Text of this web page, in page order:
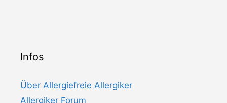
Infos
Über Allergiefreie Allergiker
Allergiker Forum